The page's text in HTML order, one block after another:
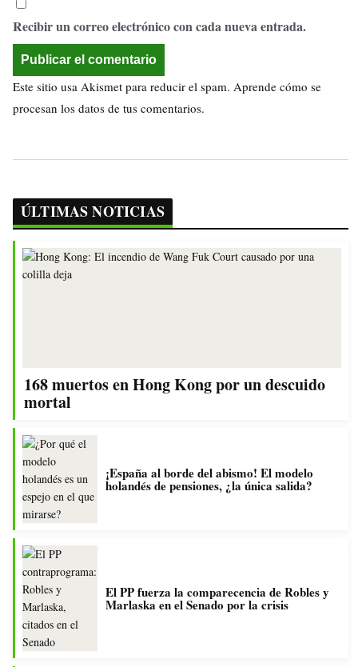
Recibir un correo electrónico con cada nueva entrada.
Este sitio usa Akismet para reducir el spam. Aprende cómo se
procesan los datos de tus comentarios.
ÚLTIMAS NOTICIAS
168 muertos en Hong Kong por un descuido
mortal
¡España al borde del abismo! El modelo
holandés de pensiones, ¿la única salida?
El PP fuerza la comparecencia de Robles y
Marlaska en el Senado por la crisis